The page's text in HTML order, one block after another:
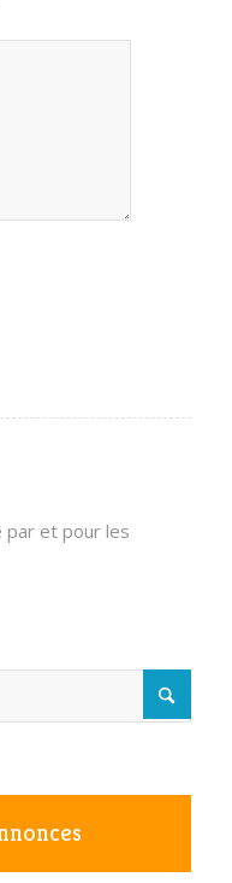
par et pour les